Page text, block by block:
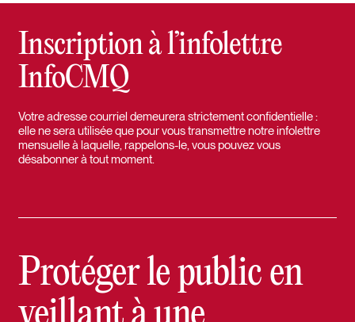
Inscription à l’infolettre
InfoCMQ
Votre adresse courriel demeurera strictement confidentielle :
elle ne sera utilisée que pour vous transmettre notre infolettre
mensuelle à laquelle, rappelons-le, vous pouvez vous
désabonner à tout moment.
Protéger le public en